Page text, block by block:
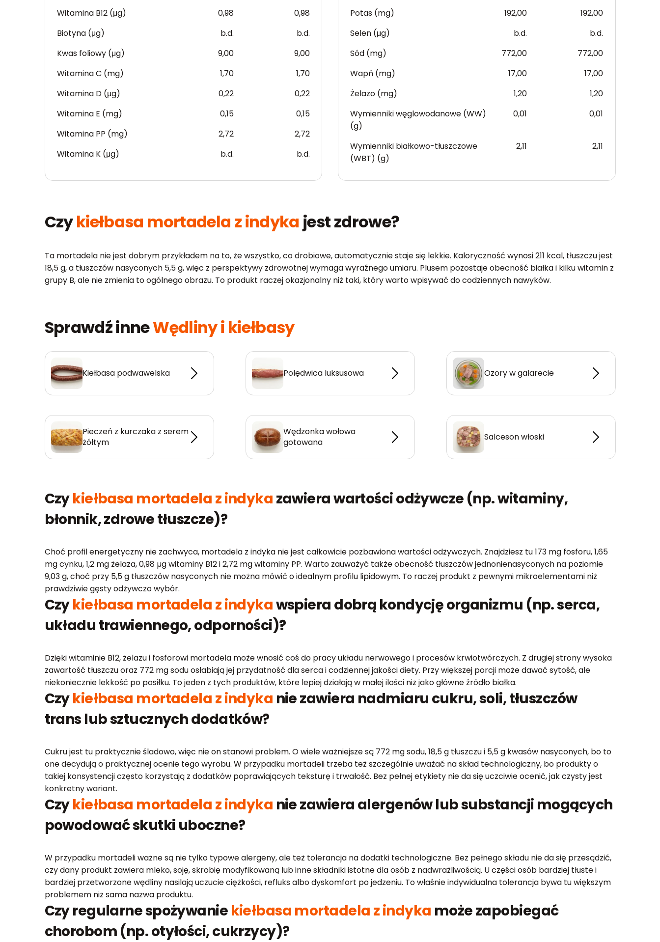
Witamina B12 (μg)
0,98
0,98
Biotyna (μg)
b.d.
b.d.
Kwas foliowy (μg)
9,00
9,00
Witamina C (mg)
1,70
1,70
Witamina D (μg)
0,22
0,22
Witamina E (mg)
0,15
0,15
Witamina PP (mg)
2,72
2,72
Witamina K (μg)
b.d. b.d.
Potas (mg)
192,00
192,00
Selen (μg)
b.d.
b.d.
Sód (mg)
772,00
772,00
Wapń (mg)
17,00
17,00
Żelazo (mg)
1,20
1,20
Wymienniki węglowodanowe (WW)
(g)
0,01 0,01
Wymienniki białkowo-tłuszczowe
(WBT) (g)
2,11 2,11
Czykiełbasa mortadela z indyka jest zdrowe?
Ta mortadela nie jest dobrym przykładem na to, że wszystko, co drobiowe, automatycznie staje się lekkie. Kaloryczność wynosi 211 kcal, tłuszczu jest
18,5 g, a tłuszczów nasyconych 5,5 g, więc z perspektywy zdrowotnej wymaga wyraźnego umiaru. Plusem pozostaje obecność białka i kilku witamin z
grupy B, ale nie zmienia to ogólnego obrazu. To produkt raczej okazjonalny niż taki, który warto wpisywać do codziennych nawyków.
Sprawdź inneWędliny i kiełbasy
Kiełbasa podwawelska Polędwica luksusowa Ozory w galarecie
Pieczeń z kurczaka z serem
żółtym
Wędzonka wołowa
gotowana
Salceson włoski
Czykiełbasa mortadela z indyka zawiera wartości odżywcze (np. witaminy,
błonnik, zdrowe tłuszcze)?
Choć profil energetyczny nie zachwyca, mortadela z indyka nie jest całkowicie pozbawiona wartości odżywczych. Znajdziesz tu 173 mg fosforu, 1,65
mg cynku, 1,2 mg żelaza, 0,98 µg witaminy B12 i 2,72 mg witaminy PP. Warto zauważyć także obecność tłuszczów jednonienasyconych na poziomie
9,03 g, choć przy 5,5 g tłuszczów nasyconych nie można mówić o idealnym profilu lipidowym. To raczej produkt z pewnymi mikroelementami niż
prawdziwie gęsty odżywczo wybór.
Czykiełbasa mortadela z indykawspiera dobrą kondycję organizmu (np. serca,
układu trawiennego, odporności)?
Dzięki witaminie B12, żelazu i fosforowi mortadela może wnosić coś do pracy układu nerwowego i procesów krwiotwórczych. Z drugiej strony wysoka
zawartość tłuszczu oraz 772 mg sodu osłabiają jej przydatność dla serca i codziennej jakości diety. Przy większej porcji może dawać sytość, ale
niekoniecznie lekkość po posiłku. To jeden z tych produktów, które lepiej działają w małej ilości niż jako główne źródło białka.
Czykiełbasa mortadela z indyka nie zawiera nadmiaru cukru, soli, tłuszczów
trans lub sztucznych dodatków?
Cukru jest tu praktycznie śladowo, więc nie on stanowi problem. O wiele ważniejsze są 772 mg sodu, 18,5 g tłuszczu i 5,5 g kwasów nasyconych, bo to
one decydują o praktycznej ocenie tego wyrobu. W przypadku mortadeli trzeba też szczególnie uważać na skład technologiczny, bo produkty o
takiej konsystencji często korzystają z dodatków poprawiających teksturę i trwałość. Bez pełnej etykiety nie da się uczciwie ocenić, jak czysty jest
konkretny wariant.
Czykiełbasa mortadela z indyka nie zawiera alergenów lub substancji mogących
powodować skutki uboczne?
W przypadku mortadeli ważne są nie tylko typowe alergeny, ale też tolerancja na dodatki technologiczne. Bez pełnego składu nie da się przesądzić,
czy dany produkt zawiera mleko, soję, skrobię modyfikowaną lub inne składniki istotne dla osób z nadwrażliwością. U części osób bardziej tłuste i
bardziej przetworzone wędliny nasilają uczucie ciężkości, refluks albo dyskomfort po jedzeniu. To właśnie indywidualna tolerancja bywa tu większym
problemem niż sama nazwa produktu.
Czy regularne spożywanie kiełbasa mortadela z indyka może zapobiegać
chorobom (np. otyłości, cukrzycy)?